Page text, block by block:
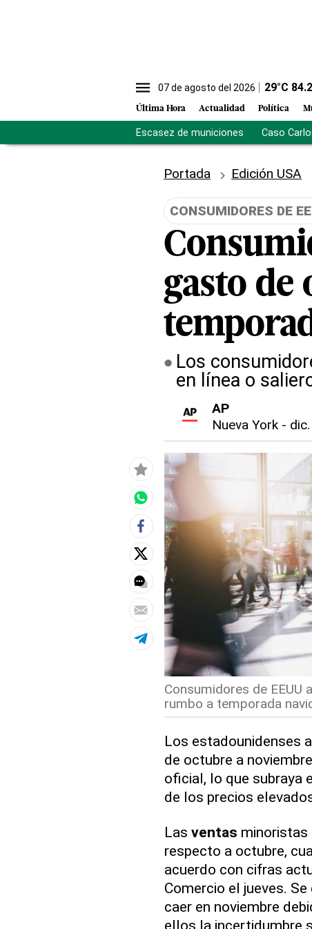
07 de agosto del 2026 29°C 84.2
Última Hora Actualidad Política
Escasez de municiones Caso
Portada Edición USA
CONSUMIDORES DE
gasto de
Los
en línea o
AP
Nueva York-
Consumidores de
rumbo a temporada
Los estadounidenses
de octubre a
oficial, lo que subraya
de los precios
Las ventas minoristas
respecto a octubre,
acuerdo con cifras
Comercio el jueves.
caer en noviembre
ellos la incertidumbre